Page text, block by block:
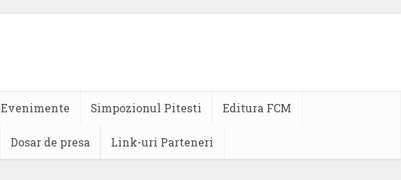
Evenimente Simpozionul Pitesti Editura FCM
Dosar de presa Link-uri Parteneri